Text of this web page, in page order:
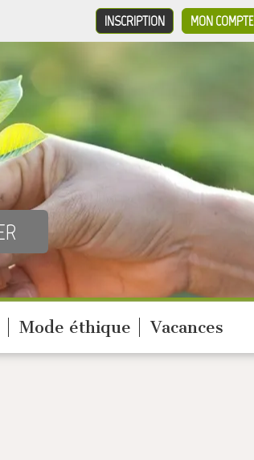
MON COMPTE
INSCRIPTION
Mode éthique Vacances